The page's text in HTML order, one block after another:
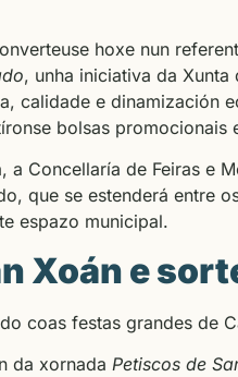
hoxe nun
, unha iniciativa da
calidade e dinamización
bolsas
a Concellaría de Feiras e
que se estenderá entre
espazo municipal.
Xoán e
coas festas grandes de
da xornada Petiscos de